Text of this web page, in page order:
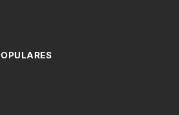
esta semana